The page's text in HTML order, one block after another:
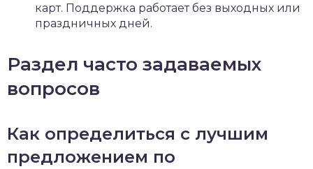
карт. Поддержка работает без выходных или
праздничных дней.
Раздел часто задаваемых
вопросов
Как определиться с лучшим
предложением по